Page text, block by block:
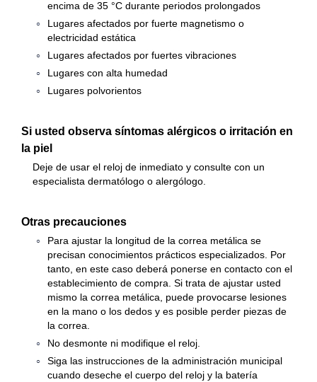
encima de 35 °C durante periodos prolongados
Lugares afectados por fuerte magnetismo o
electricidad estática
Lugares afectados por fuertes vibraciones
Lugares con alta humedad
Lugares polvorientos
Si usted observa síntomas alérgicos o irritación en
la piel
Deje de usar el reloj de inmediato y consulte con un
especialista dermatólogo o alergólogo.
Otras precauciones
Para ajustar la longitud de la correa metálica se
precisan conocimientos prácticos especializados. Por
tanto, en este caso deberá ponerse en contacto con el
establecimiento de compra. Si trata de ajustar usted
mismo la correa metálica, puede provocarse lesiones
en la mano o los dedos y es posible perder piezas de
la correa.
No desmonte ni modifique el reloj.
Siga las instrucciones de la administración municipal
cuando deseche el cuerpo del reloj y la batería